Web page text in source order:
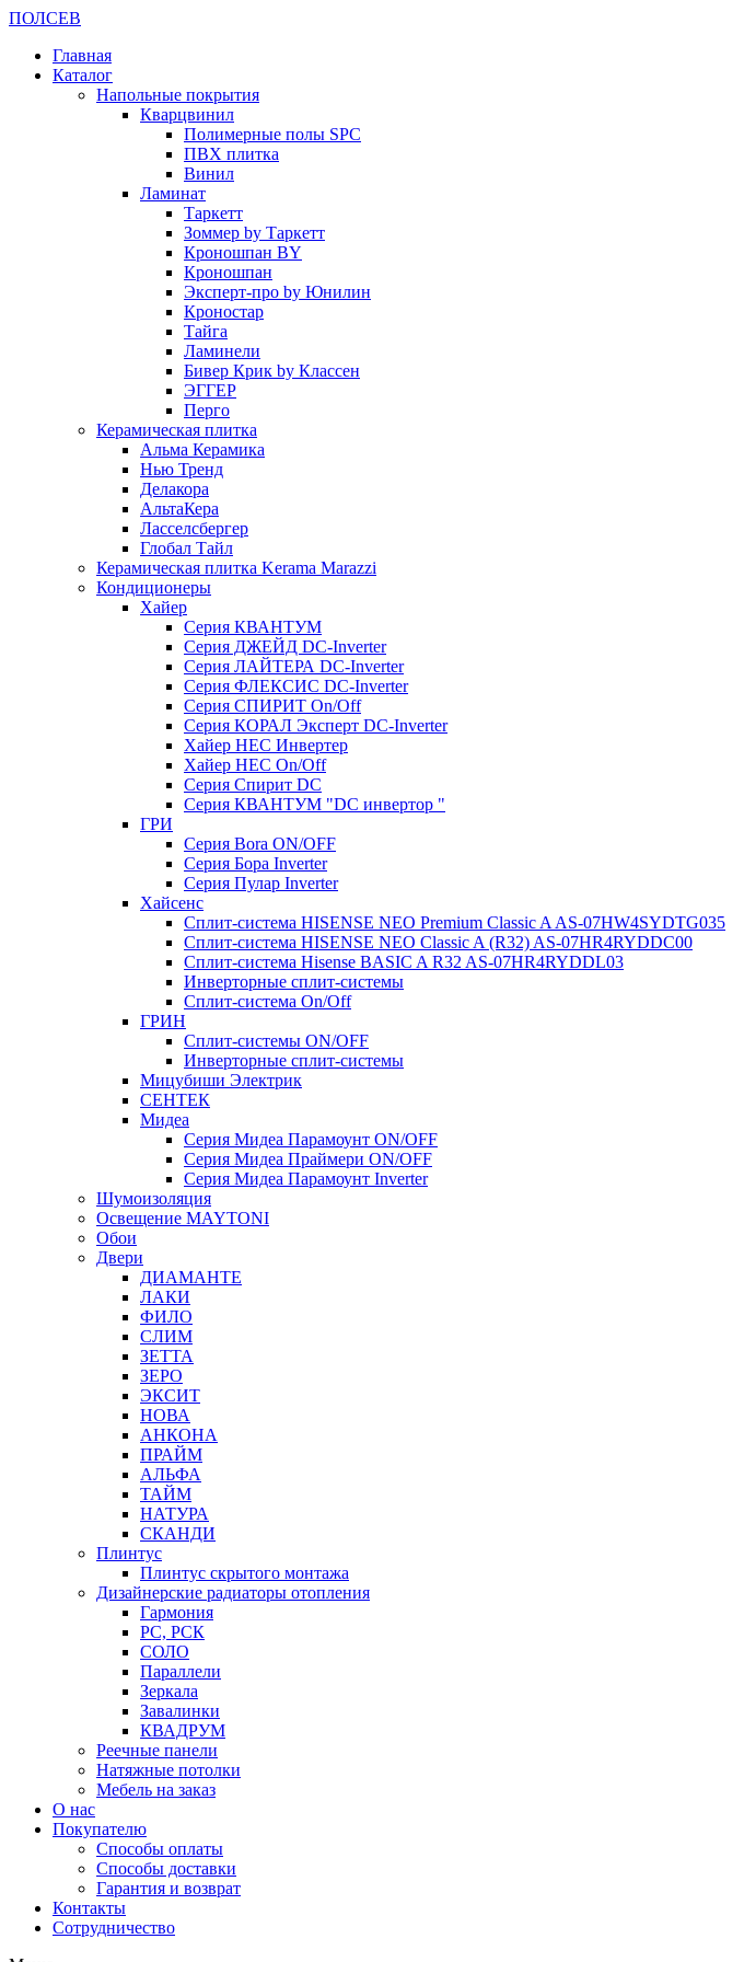
ПОЛСЕВ
Главная
Каталог
Напольные покрытия
Кварцвинил
Полимерные полы SPC
ПВХ плитка
Винил
Ламинат
Таркетт
Зоммер by Таркетт
Кроношпан BY
Кроношпан
Эксперт-про by Юнилин
Кроностар
Тайга
Ламинели
Бивер Крик by Классен
ЭГГЕР
Перго
Керамическая плитка
Альма Керамика
Нью Тренд
Делакора
АльтаКера
Ласселсбергер
Глобал Тайл
Керамическая плитка Kerama Marazzi
Кондиционеры
Хайер
Серия КВАНТУМ
Серия ДЖЕЙД DC-Inverter
Серия ЛАЙТЕРА DC-Inverter
Серия ФЛЕКСИС DC-Inverter
Серия СПИРИТ On/Off
Серия КОРАЛ Эксперт DC-Inverter
Хайер HEC Инвертер
Хайер HEC On/Off
Серия Спирит DC
Серия КВАНТУМ "DC инвертор "
ГРИ
Серия Bora ON/OFF
Серия Бора Inverter
Серия Пулар Inverter
Хайсенс
Сплит-система HISENSE NEO Premium Classic A AS-07HW4SYDTG035
Сплит-система HISENSE NEO Classic A (R32) AS-07HR4RYDDC00
Сплит-система Hisense BASIC A R32 AS-07HR4RYDDL03
Инверторные сплит-системы
Сплит-система On/Off
ГРИН
Сплит-системы ON/OFF
Инверторные сплит-системы
Мицубиши Электрик
СЕНТЕК
Мидеа
Серия Мидеа Парамоунт ON/OFF
Серия Мидеа Праймери ON/OFF
Серия Мидеа Парамоунт Inverter
Шумоизоляция
Освещение MAYTONI
Обои
Двери
ДИАМАНТЕ
ЛАКИ
ФИЛО
СЛИМ
ЗЕТТА
ЗЕРО
ЭКСИТ
НОВА
АНКОНА
ПРАЙМ
АЛЬФА
ТАЙМ
НАТУРА
СКАНДИ
Плинтус
Плинтус скрытого монтажа
Дизайнерские радиаторы отопления
Гармония
РС, РСК
СОЛО
Параллели
Зеркала
Завалинки
КВАДРУМ
Реечные панели
Натяжные потолки
Мебель на заказ
О нас
Покупателю
Способы оплаты
Способы доставки
Гарантия и возврат
Контакты
Сотрудничество